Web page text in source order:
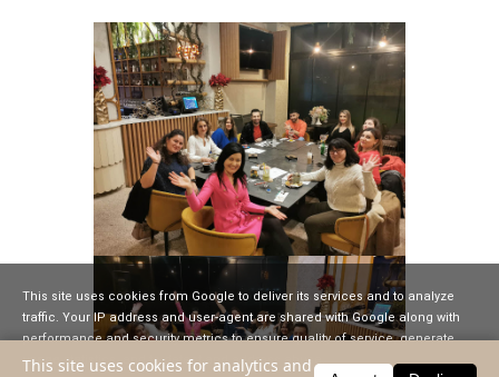
This site uses cookies for analytics and
This site uses cookies from Google to deliver its services and to analyze
traffic. Your IP address and user-agent are shared with Google along with
performance and security metrics to ensure quality of service, generate
usage statistics, and to detect and address abuse.